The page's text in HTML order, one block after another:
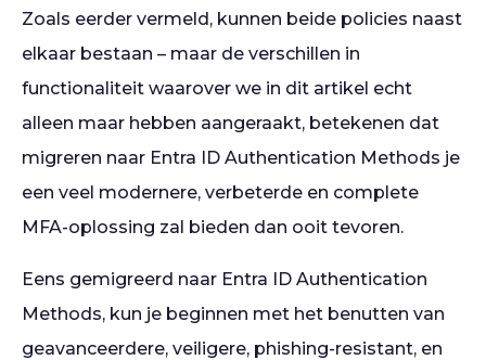
Zoals eerder vermeld, kunnen beide policies naast
elkaar bestaan – maar de verschillen in
functionaliteit waarover we in dit artikel echt
alleen maar hebben aangeraakt, betekenen dat
migreren naar Entra ID Authentication Methods je
een veel modernere, verbeterde en complete
MFA-oplossing zal bieden dan ooit tevoren.
Eens gemigreerd naar Entra ID Authentication
Methods, kun je beginnen met het benutten van
geavanceerdere, veiligere, phishing-resistant, en